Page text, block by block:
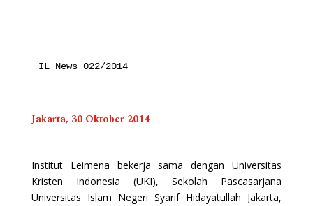
IL News 022/2014
Jakarta, 30 Oktober 2014
Institut Leimena bekerja sama dengan Universitas
Kristen Indonesia (UKI), Sekolah Pascasarjana
Universitas Islam Negeri Syarif Hidayatullah Jakarta,